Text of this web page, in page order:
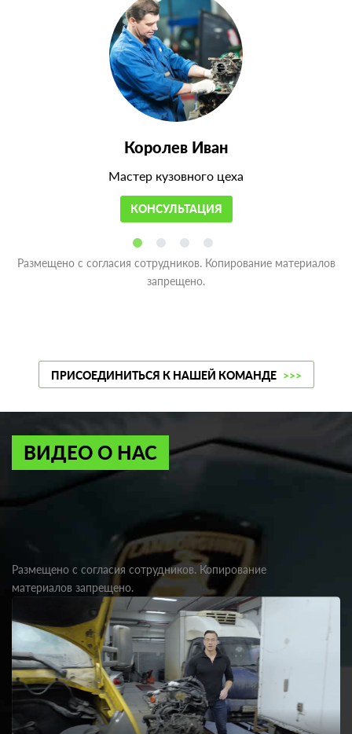
Королев Иван
Мастер кузовного цеха
КОНСУЛЬТАЦИЯ
Размещено с согласия сотрудников. Копирование материалов
запрещено.
ПРИСОЕДИНИТЬСЯ К НАШЕЙ КОМАНДЕ >>>
ВИДЕО О НАС
Размещено с согласия сотрудников. Копирование
материалов запрещено.